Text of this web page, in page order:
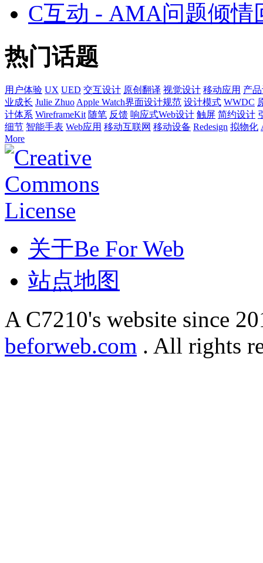
C互动 - AMA问题倾情
热门话题
用户体验 UX UED 交互设计 原创翻译 视觉设计 移动应用 产
业成长 Julie Zhuo Apple Watch界面设计规范 设计模式 WWDC
计体系 WireframeKit 随笔 反馈 响应式Web设计 触屏 简约设计
细节 智能手表 Web应用 移动互联网 移动设备 Redesign 拟物化
More
关于Be For Web
站点地图
A C7210's website since
beforweb.com . All rights